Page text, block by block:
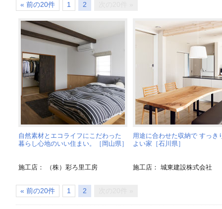
« 前の20件 1 2
自然素材とエコライフにこだわった
暮らし心地のいい住まい。［岡山県］
施工店： （株）彩ろ里工房
用途に合わせた収納で すっき
よい家［石川県］
施工店： 城東建設株式会社
« 前の20件 1 2